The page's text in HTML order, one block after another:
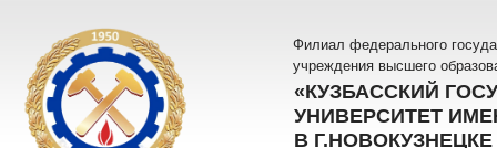
Филиал федерального
учреждения высшего
«КУЗБАССКИЙ
УНИВЕРСИТЕТ
В Г.НОВОКУЗНЕЦКЕ